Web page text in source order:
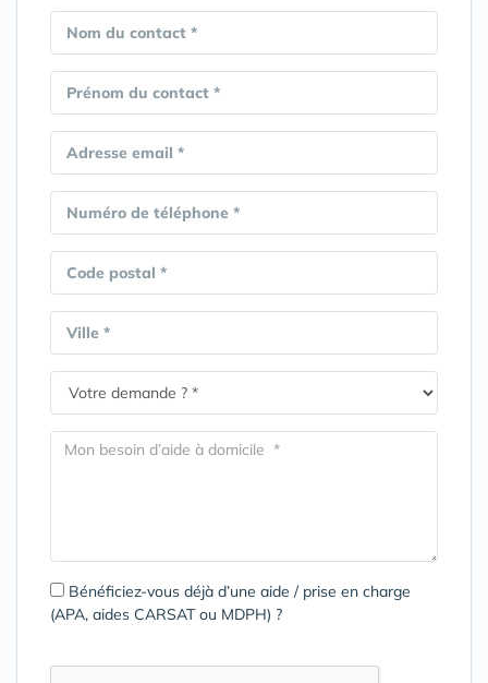
Nom du contact *
Prénom du contact *
Adresse email *
Numéro de téléphone *
Code postal *
Ville *
Bénéficiez-vous déjà d’une aide / prise en charge
(APA, aides CARSAT ou MDPH) ?